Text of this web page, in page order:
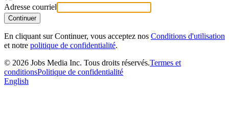
Adresse courriel
Continuer
En cliquant sur Continuer, vous acceptez nos Conditions d'utilisation
et notre politique de confidentialité.
© 2026 Jobs Media Inc. Tous droits réservés.Termes et
conditionsPolitique de confidentialité
English